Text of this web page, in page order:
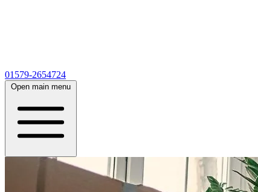
01579-2654724
Open main menu